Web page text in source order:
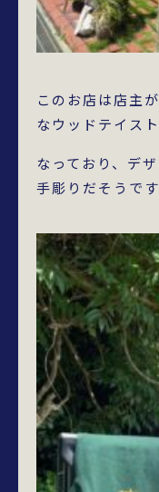
このお店は店主
なウッドテイス
なっており、デ
手彫りだそうです